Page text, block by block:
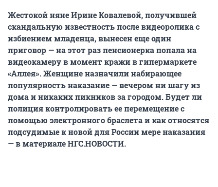
Жестокой няне Ирине Ковалевой, получившей
скандальную известность после видеоролика с
избиением младенца, вынесен еще один
приговор — на этот раз пенсионерка попала на
видеокамеру в момент кражи в гипермаркете
«Аллея». Женщине назначили набирающее
популярность наказание — вечером ни шагу из
дома и никаких пикников за городом. Будет ли
полиция контролировать ее перемещение с
помощью электронного браслета и как относятся
подсудимые к новой для России мере наказания
— в материале НГС.НОВОСТИ.